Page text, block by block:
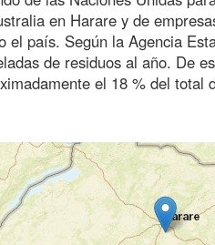
en Harare y de
el país. Según la Agencia
de residuos al año. De
el 18 % del total